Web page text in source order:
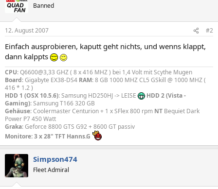
Banned
12. August 2007 #2
Einfach ausprobieren, kaputt geht nichts, und wenns klappt,
dann kalppts
CPU: Q6600@3,33 GHZ ( 8 x 416 MHZ ) bei 1,4 Volt mit Scythe Mugen
Board: Gigabyte EX38-DS4 RAM: 8 GB 1000 MHZ CL5 GSkill @ 1000 MHZ (
416 * 1.2 )
HDD 1 (OSX 10.5.6): Samsung HD250HJ -> LEISE
HDD 2 (Vista -
Gaming): Samsung T166 320 GB
Gehäuse: Coolermaster Centurion + 1 x SFlex 800 rpm NT Bequiet Dark
Power P7 450 Watt
Graka: Geforce 8800 GTS G92 + 8600 GT passiv
Monitore: 3 x 28" TFT Hanns.G
Simpson474
Fleet Admiral